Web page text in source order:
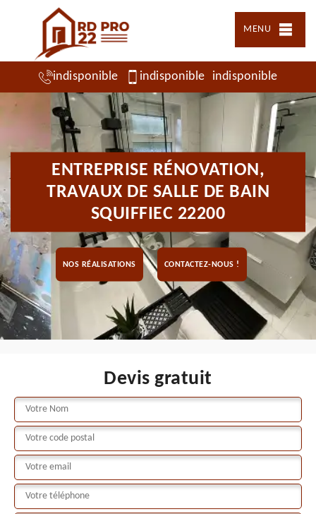
MENU
indisponible indisponible indisponible
ENTREPRISE RÉNOVATION,
TRAVAUX DE SALLE DE BAIN
SQUIFFIEC 22200
NOS RÉALISATIONS CONTACTEZ-NOUS !
Devis gratuit